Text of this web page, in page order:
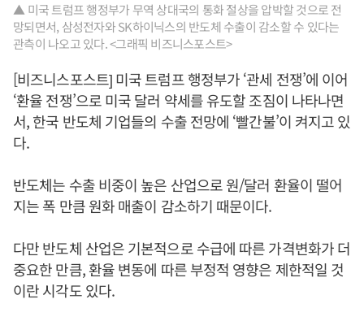
▲ 미국 트럼프 행정부가 무역 상대국의 통화 절상을 압박할 것으로 전
망되면서, 삼성전자와 SK하이닉스의 반도체 수출이 감소할 수 있다는
관측이 나오고 있다. <그래픽 비즈니스포스트>
[비즈니스포스트] 미국 트럼프 행정부가 ‘관세 전쟁’에 이어
‘환율 전쟁’으로 미국 달러 약세를 유도할 조짐이 나타나면
서, 한국 반도체 기업들의 수출 전망에 ‘빨간불’이 켜지고 있
다.
반도체는 수출 비중이 높은 산업으로 원/달러 환율이 떨어
지는 폭 만큼 원화 매출이 감소하기 때문이다.
다만 반도체 산업은 기본적으로 수급에 따른 가격변화가 더
중요한 만큼, 환율 변동에 따른 부정적 영향은 제한적일 것
이란 시각도 있다.